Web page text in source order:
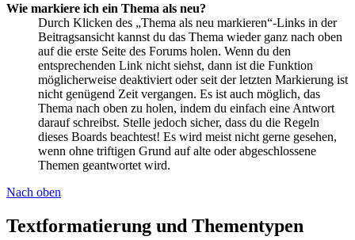
Wie markiere ich ein Thema als neu?
Durch Klicken des „Thema als neu markieren“-Links in der
Beitragsansicht kannst du das Thema wieder ganz nach oben
auf die erste Seite des Forums holen. Wenn du den
entsprechenden Link nicht siehst, dann ist die Funktion
möglicherweise deaktiviert oder seit der letzten Markierung ist
nicht genügend Zeit vergangen. Es ist auch möglich, das
Thema nach oben zu holen, indem du einfach eine Antwort
darauf schreibst. Stelle jedoch sicher, dass du die Regeln
dieses Boards beachtest! Es wird meist nicht gerne gesehen,
wenn ohne triftigen Grund auf alte oder abgeschlossene
Themen geantwortet wird.
Nach oben
Textformatierung und Thementypen